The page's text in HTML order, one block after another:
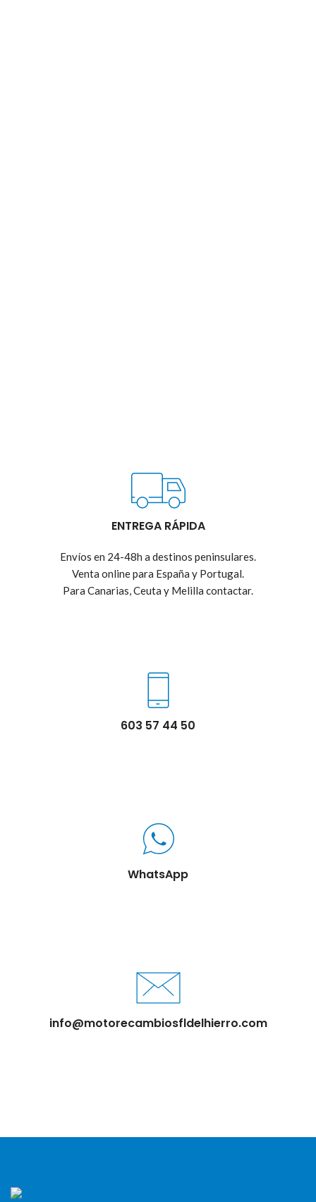
ENTREGA RÁPIDA
Envíos en 24-48h a destinos peninsulares.
Venta online para España y Portugal.
Para Canarias, Ceuta y Melilla contactar.
603 57 44 50
WhatsApp
info@motorecambiosfldelhierro.com